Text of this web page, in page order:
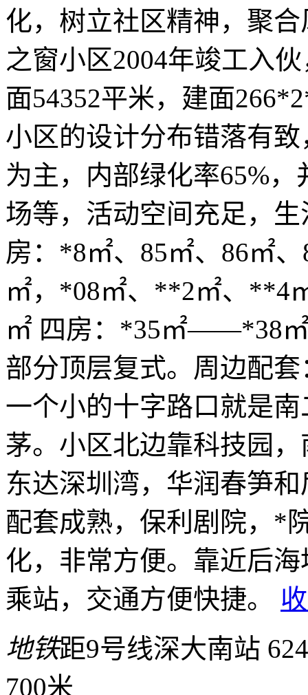
化，树立社区精神，聚
之窗小区2004年竣工入
面54352平米，建面
小区的设计分布错落有
为主，内部绿化率65%
场等，活动空间充足，
房：*8㎡、85㎡、86㎡
㎡，*08㎡、**2㎡、**4
㎡ 四房：*35㎡——*38
部分顶层复式。周边配
一个小的十字路口就是
茅。小区北边靠科技园
东达深圳湾，华润春笋
配套成熟，保利剧院，*
化，非常方便。靠近后
乘站，交通方便快捷。
地铁距9号线深大南站
700米